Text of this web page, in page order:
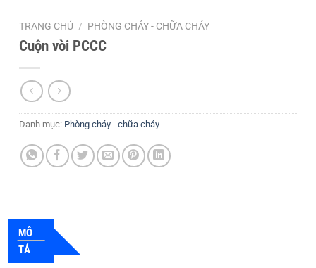
TRANG CHỦ / PHÒNG CHÁY - CHỮA CHÁY
Cuộn vòi PCCC
Danh mục: Phòng cháy - chữa cháy
MÔ
TẢ